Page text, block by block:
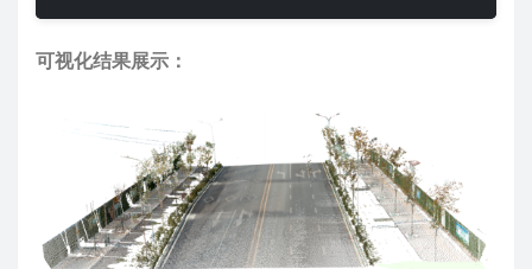
可视化结果展示：